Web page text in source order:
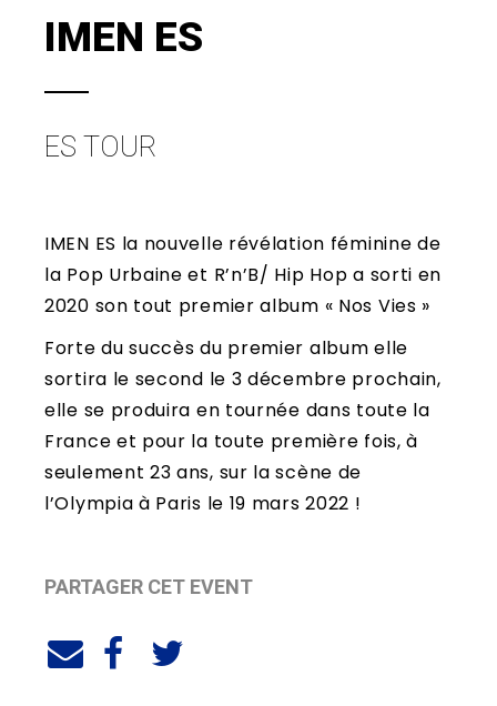
IMEN ES
ES TOUR
IMEN ES la nouvelle révélation féminine de
la Pop Urbaine et R’n’B/ Hip Hop a sorti en
2020 son tout premier album « Nos Vies »
Forte du succès du premier album elle
sortira le second le 3 décembre prochain,
elle se produira en tournée dans toute la
France et pour la toute première fois, à
seulement 23 ans, sur la scène de
l’Olympia à Paris le 19 mars 2022 !
PARTAGER CET EVENT